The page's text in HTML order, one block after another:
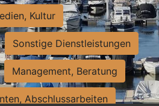
Kultur
Sonstige Dienstleistungen
Management, Beratung
Abschlussarbeiten